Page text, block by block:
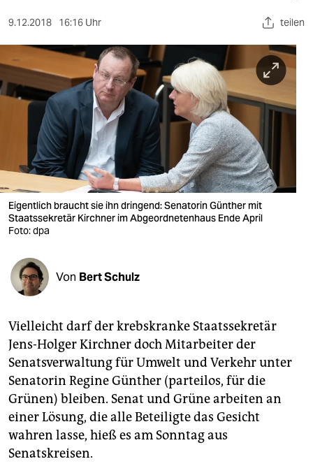
sport
berlin
nord
wahrheit
verlag
verlag
veranstaltungen
fragen & hilfe
abo
genossenschaft
epaper login
9.12.2018 16:16 Uhr teilen
Eigentlich braucht sie ihn dringend: Senatorin Günther mit
Staatssekretär Kirchner im Abgeordnetenhaus Ende April
Foto: dpa
Von Bert Schulz
Vielleicht darf der krebskranke Staatssekretär
Jens-Holger Kirchner doch Mitarbeiter der
Senatsverwaltung für Umwelt und Verkehr unter
Senatorin Regine Günther (parteilos, für die
Grünen) bleiben. Senat und Grüne arbeiten an
einer Lösung, die alle Beteiligte das Gesicht
wahren lasse, hieß es am Sonntag aus
Senatskreisen.